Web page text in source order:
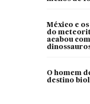
México e
do
acabou
O homem
destino